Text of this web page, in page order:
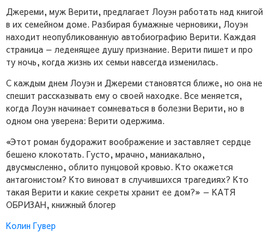
Джереми, муж Верити, предлагает Лоуэн работать над книгой
в их семейном доме. Разбирая бумажные черновики, Лоуэн
находит неопубликованную автобиографию Верити. Каждая
страница — леденящее душу признание. Верити пишет и про
ту ночь, когда жизнь их семьи навсегда изменилась.
С каждым днем Лоуэн и Джереми становятся ближе, но она не
спешит рассказывать ему о своей находке. Все меняется,
когда Лоуэн начинает сомневаться в болезни Верити, но в
одном она уверена: Верити одержима.
«Этот роман будоражит воображение и заставляет сердце
бешено клокотать. Густо, мрачно, маниакально,
двусмысленно, облито пунцовой кровью. Кто окажется
антагонистом? Кто виноват в случившихся трагедиях? Кто
такая Верити и какие секреты хранит ее дом?» — КАТЯ
ОБРИЗАН, книжный блогер
Колин Гувер